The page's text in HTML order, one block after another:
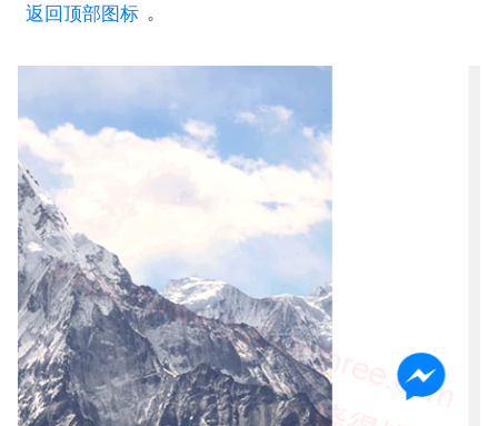
返回顶部图标 。